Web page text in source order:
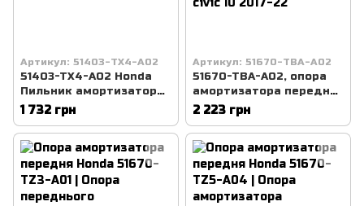
Артикул: 51403-TX4-A02
51403-TX4-A02 Honda
Пильник амортизатора
передній лівий Acura rdx
2015- акура рдх | Чохол
амортизатора захисний
1 732 грн
Артикул: 51670-TBA-A02
51670-TBA-A02, опора
амортизатора передня
ліва права HONDA |
Опора переднього
амортизатора Honda
civic 10 2017-22
2 223 грн